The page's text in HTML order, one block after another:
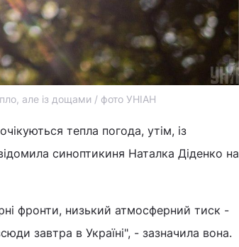
але із дощами / фото УНІАН
очікуються тепла погода, утім, із
синоптикиня Наталка Діденко на
фронти, низький атмосферний тиск -
завтра в Україні", - зазначила вона.